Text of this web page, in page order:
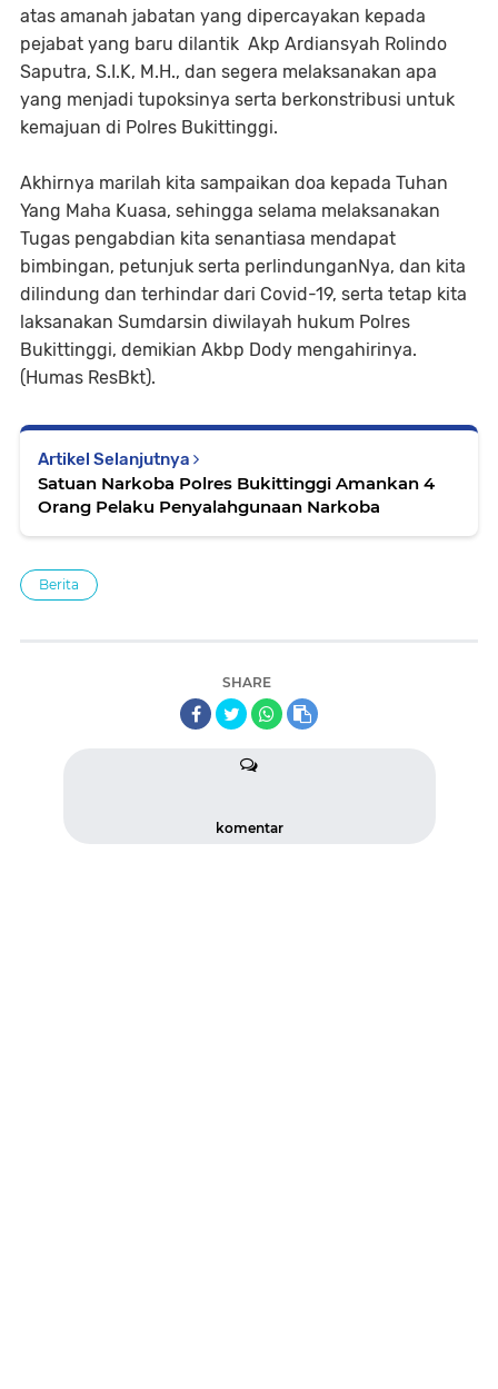
atas amanah jabatan yang dipercayakan kepada
pejabat yang baru dilantik Akp Ardiansyah Rolindo
Saputra, S.I.K, M.H., dan segera melaksanakan apa
yang menjadi tupoksinya serta berkonstribusi untuk
kemajuan di Polres Bukittinggi.
Akhirnya marilah kita sampaikan doa kepada Tuhan
Yang Maha Kuasa, sehingga selama melaksanakan
Tugas pengabdian kita senantiasa mendapat
bimbingan, petunjuk serta perlindunganNya, dan kita
dilindung dan terhindar dari Covid-19, serta tetap kita
laksanakan Sumdarsin diwilayah hukum Polres
Bukittinggi, demikian Akbp Dody mengahirinya.
(Humas ResBkt).
Artikel Selanjutnya
Satuan Narkoba Polres Bukittinggi Amankan 4
Orang Pelaku Penyalahgunaan Narkoba
Berita
SHARE
komentar